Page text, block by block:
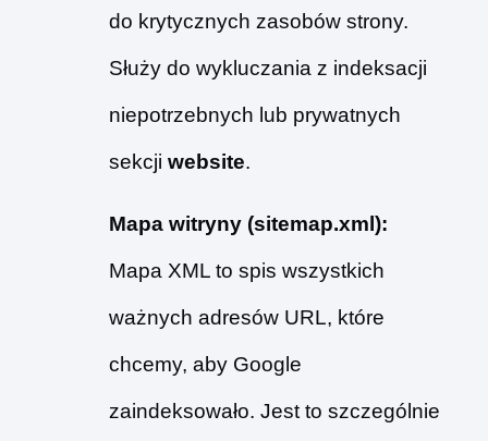
do krytycznych zasobów strony.
Służy do wykluczania z indeksacji
niepotrzebnych lub prywatnych
sekcji website.
Mapa witryny (sitemap.xml):
Mapa XML to spis wszystkich
ważnych adresów URL, które
chcemy, aby Google
zaindeksowało. Jest to szczególnie